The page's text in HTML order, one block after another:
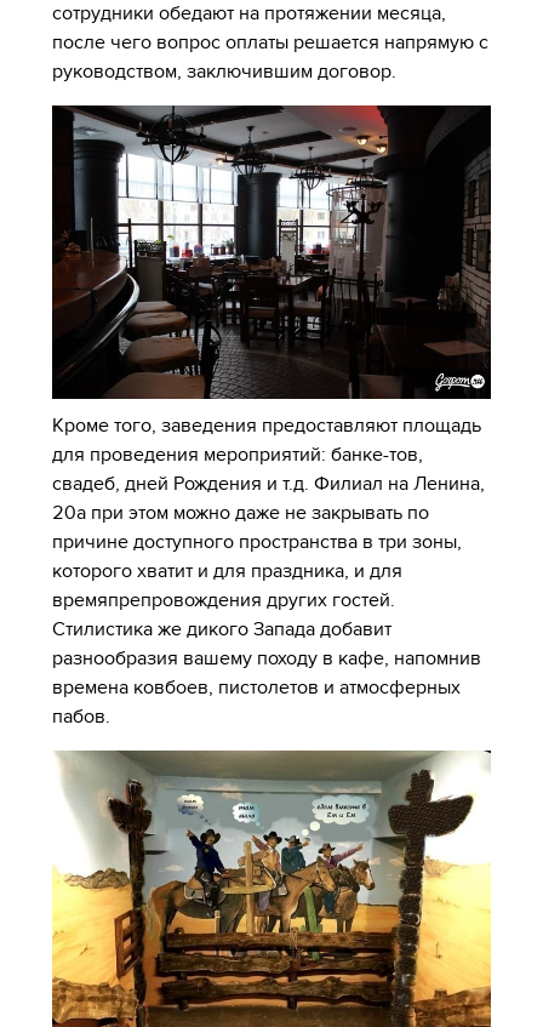
сотрудники обедают на протяжении месяца,
после чего вопрос оплаты решается напрямую с
руководством, заключившим договор.
Кроме того, заведения предоставляют площадь
для проведения мероприятий: банке-тов,
свадеб, дней Рождения и т.д. Филиал на Ленина,
20а при этом можно даже не закрывать по
причине доступного пространства в три зоны,
которого хватит и для праздника, и для
времяпрепровождения других гостей.
Стилистика же дикого Запада добавит
разнообразия вашему походу в кафе, напомнив
времена ковбоев, пистолетов и атмосферных
пабов.